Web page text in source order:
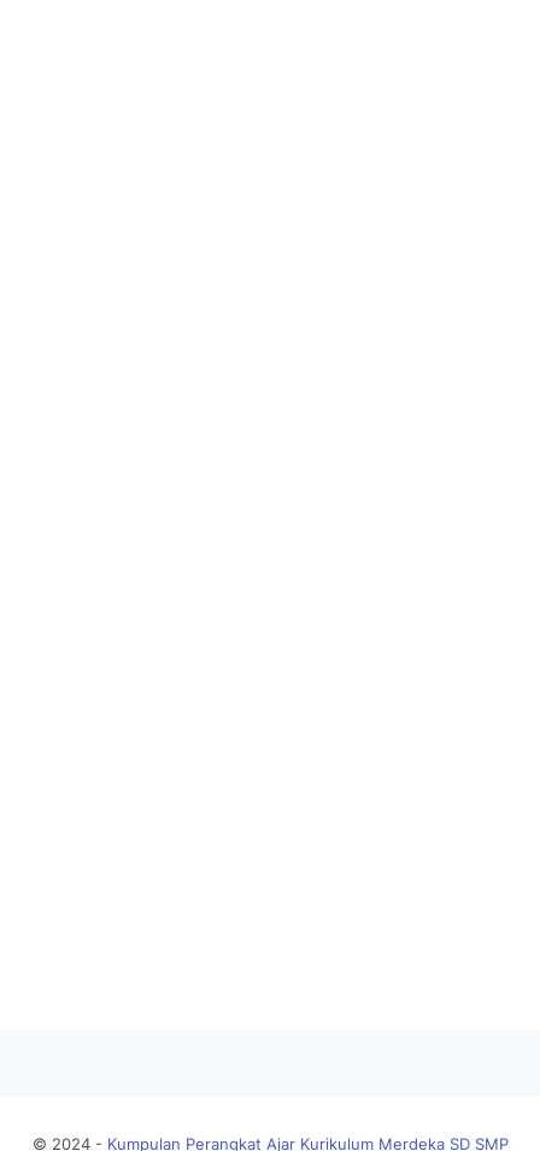
© 2024 - Kumpulan Perangkat Ajar Kurikulum Merdeka SD SMP